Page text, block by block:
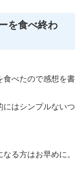
を食べ終わ
食べたので感想を書
にはシンプルないつ
る方はお早めに。